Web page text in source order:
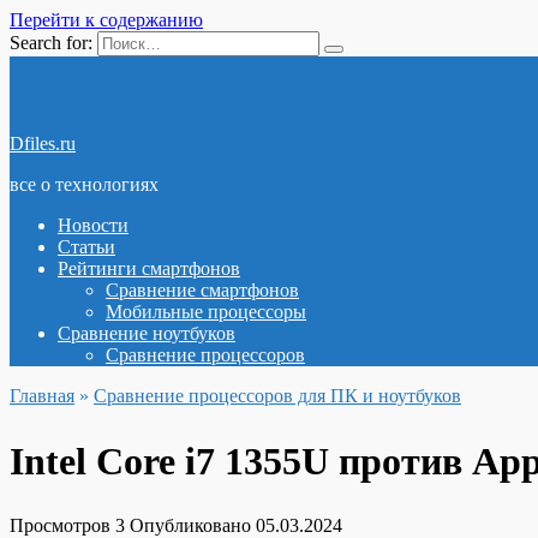
Перейти к содержанию
Search for:
Dfiles.ru
все о технологиях
Новости
Статьи
Рейтинги смартфонов
Сравнение смартфонов
Мобильные процессоры
Сравнение ноутбуков
Сравнение процессоров
Главная » Сравнение процессоров для ПК и ноутбуков
Intel Core i7 1355U против
Просмотров 3 Опубликовано 05.03.2024